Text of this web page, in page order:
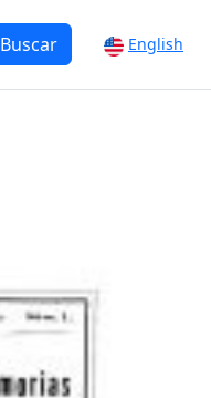
Buscar English